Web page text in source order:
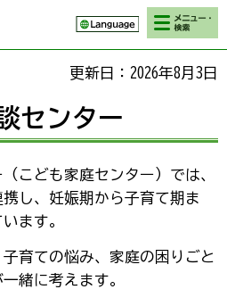
検索・メニ
ュー
更新日：2026年8月3日
センター
こども家庭センター）では、
し、妊娠期から子育て期ま
ます。
育ての悩み、家庭の困りごと
緒に考えます。